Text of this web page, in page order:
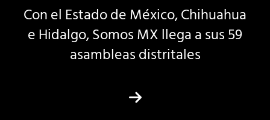
Con el Estado de México, Chihuahua
e Hidalgo, Somos MX llega a sus 59
asambleas distritales